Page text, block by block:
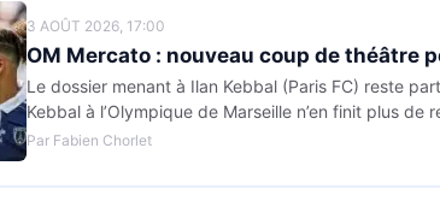
3 AOÛT 2026, 17:00
OM Mercato : nouveau coup de théâtre
Le dossier menant à Ilan Kebbal (Paris FC) reste
Kebbal à l’Olympique de Marseille n’en finit plus de
Par Fabien Chorlet